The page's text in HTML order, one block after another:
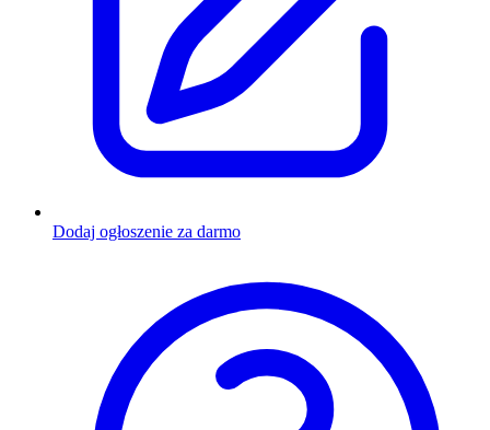
Dodaj ogłoszenie za darmo